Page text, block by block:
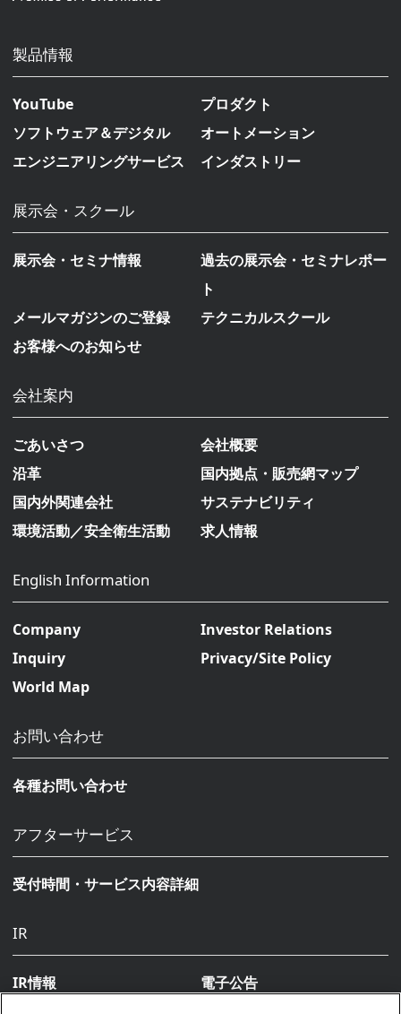
製品情報
YouTube
プロダクト
ソフトウェア＆デジタル
オートメーション
エンジニアリングサービス
インダストリー
展示会・スクール
展示会・セミナ情報
過去の展示会・セミナレポー
ト
メールマガジンのご登録
テクニカルスクール
お客様へのお知らせ
会社案内
ごあいさつ
会社概要
沿革
国内拠点・販売網マップ
国内外関連会社
サステナビリティ
環境活動／安全衛生活動
求人情報
English Information
Company
Investor Relations
Inquiry
Privacy/Site Policy
World Map
お問い合わせ
各種お問い合わせ
アフターサービス
受付時間・サービス内容詳細
IR
IR情報 電子公告